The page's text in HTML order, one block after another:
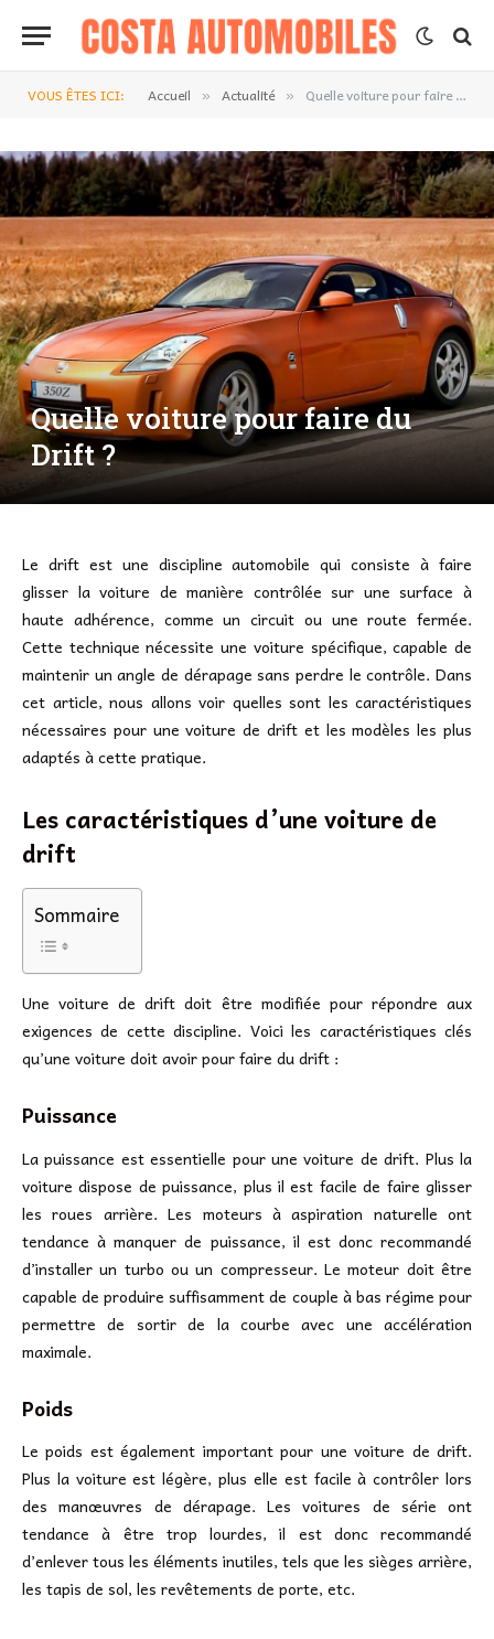
VOUS ÊTES ICI: Accueil » Actualité » Quelle voiture pour faire du Drift ?
Quelle voiture pour faire du
Drift ?
Le drift est une discipline automobile qui consiste à faire
glisser la voiture de manière contrôlée sur une surface à
haute adhérence, comme un circuit ou une route fermée.
Cette technique nécessite une voiture spécifique, capable de
maintenir un angle de dérapage sans perdre le contrôle. Dans
cet article, nous allons voir quelles sont les caractéristiques
nécessaires pour une voiture de drift et les modèles les plus
adaptés à cette pratique.
Les caractéristiques d’une voiture de
drift
Sommaire
Une voiture de drift doit être modifiée pour répondre aux
exigences de cette discipline. Voici les caractéristiques clés
qu’une voiture doit avoir pour faire du drift :
Puissance
La puissance est essentielle pour une voiture de drift. Plus la
voiture dispose de puissance, plus il est facile de faire glisser
les roues arrière. Les moteurs à aspiration naturelle ont
tendance à manquer de puissance, il est donc recommandé
d’installer un turbo ou un compresseur. Le moteur doit être
capable de produire suffisamment de couple à bas régime pour
permettre de sortir de la courbe avec une accélération
maximale.
Poids
Le poids est également important pour une voiture de drift.
Plus la voiture est légère, plus elle est facile à contrôler lors
des manœuvres de dérapage. Les voitures de série ont
tendance à être trop lourdes, il est donc recommandé
d’enlever tous les éléments inutiles, tels que les sièges arrière,
les tapis de sol, les revêtements de porte, etc.